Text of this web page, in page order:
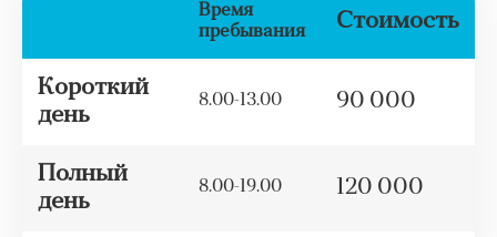
Время
пребывания
Стоимость
Короткий
день
8.00-13.00 90 000
Полный
день
8.00-19.00 120 000